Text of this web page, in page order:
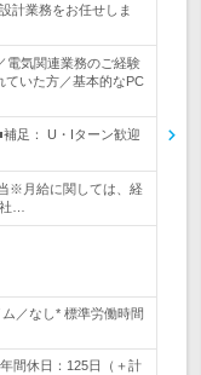
計業務をお任せしま
電気関連業務のご経験
ていた方／基本的なPC
足： U・Iターン歓迎
※月給に関しては、経
…
／なし* 標準労働時間
間休日：125日（＋計